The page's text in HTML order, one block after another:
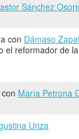
Sánchez
con Dámaso
el reformador de
María Petrona
Uriza